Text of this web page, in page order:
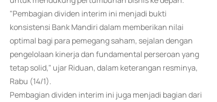
"Pembagian dividen interim ini menjadi bukti
konsistensi Bank Mandiri dalam memberikan nilai
optimal bagi para pemegang saham, sejalan dengan
pengelolaan kinerja dan fundamental perseroan yang
tetap solid," ujar Riduan, dalam keterangan resminya,
Rabu (14/1).
Pembagian dividen interim ini juga menjadi bagian dari